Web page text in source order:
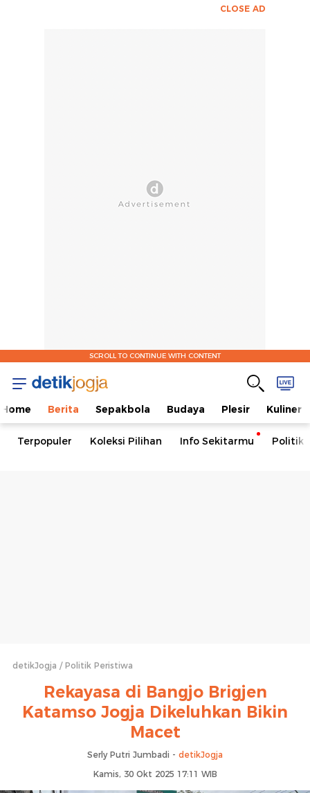
CLOSE AD
SCROLL TO CONTINUE WITH CONTENT
Home Berita Sepakbola Budaya Plesir Kuliner
Terpopuler Koleksi Pilihan Info Sekitarmu Politik
detikJogja Politik Peristiwa
Rekayasa di Bangjo Brigjen
Katamso Jogja Dikeluhkan Bikin
Macet
Serly Putri Jumbadi - detikJogja
Kamis, 30 Okt 2025 17:11 WIB